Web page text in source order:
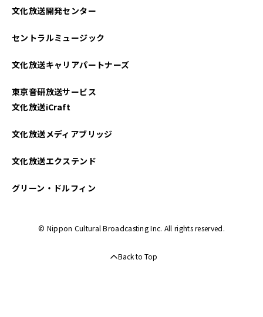
2025年01月
2024年12月
2024年11月
文化放送開発センター
セントラルミュージック
文化放送キャリアパートナーズ
東京音研放送サービス
文化放送iCraft
文化放送メディアブリッジ
文化放送エクステンド
グリーン・ドルフィン
© Nippon Cultural Broadcasting Inc. All rights reserved.
Back to Top